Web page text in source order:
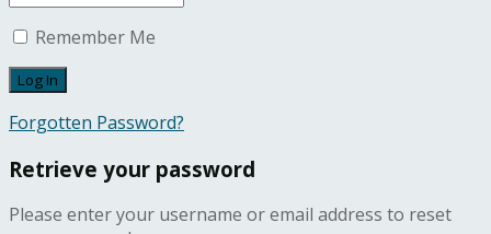
Remember Me
Forgotten Password?
Retrieve your password
Please enter your username or email address to reset